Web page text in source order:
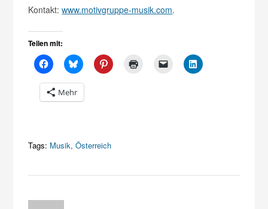
Kontakt:www.motivgruppe-musik.com.
Teilen mit:
Mehr
Tags: Musik,Österreich